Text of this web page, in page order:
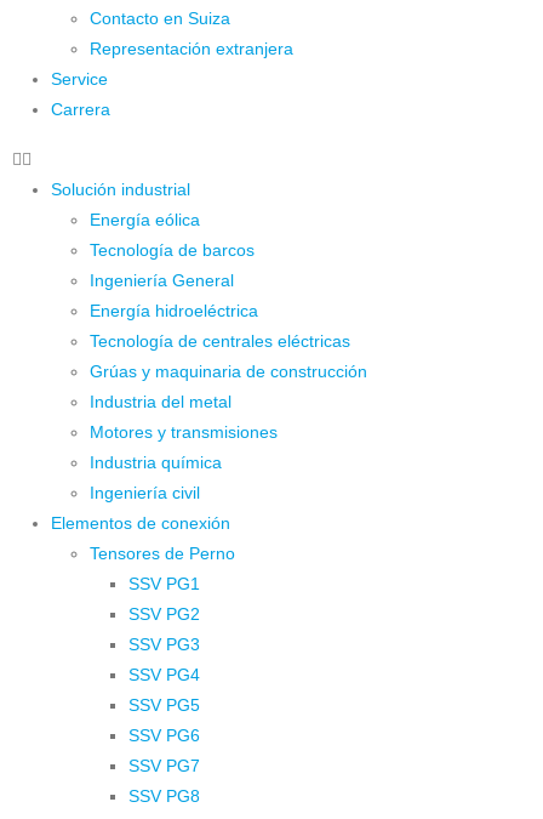
Contacto en Suiza
Representación extranjera
Service
Carrera
Solución industrial
Energía eólica
Tecnología de barcos
Ingeniería General
Energía hidroeléctrica
Tecnología de centrales eléctricas
Grúas y maquinaria de construcción
Industria del metal
Motores y transmisiones
Industria química
Ingeniería civil
Elementos de conexión
Tensores de Perno
SSV PG1
SSV PG2
SSV PG3
SSV PG4
SSV PG5
SSV PG6
SSV PG7
SSV PG8